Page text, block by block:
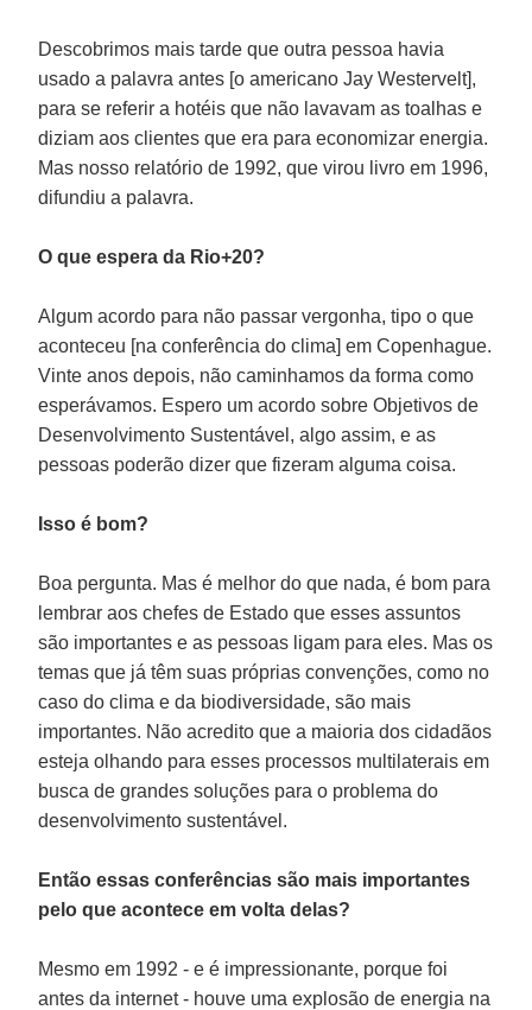
Descobrimos mais tarde que outra pessoa havia
usado a palavra antes [o americano Jay Westervelt],
para se referir a hotéis que não lavavam as toalhas e
diziam aos clientes que era para economizar energia.
Mas nosso relatório de 1992, que virou livro em 1996,
difundiu a palavra.
O que espera da Rio+20?
Algum acordo para não passar vergonha, tipo o que
aconteceu [na conferência do clima] em Copenhague.
Vinte anos depois, não caminhamos da forma como
esperávamos. Espero um acordo sobre Objetivos de
Desenvolvimento Sustentável, algo assim, e as
pessoas poderão dizer que fizeram alguma coisa.
Isso é bom?
Boa pergunta. Mas é melhor do que nada, é bom para
lembrar aos chefes de Estado que esses assuntos
são importantes e as pessoas ligam para eles. Mas os
temas que já têm suas próprias convenções, como no
caso do clima e da biodiversidade, são mais
importantes. Não acredito que a maioria dos cidadãos
esteja olhando para esses processos multilaterais em
busca de grandes soluções para o problema do
desenvolvimento sustentável.
Então essas conferências são mais importantes
pelo que acontece em volta delas?
Mesmo em 1992 - e é impressionante, porque foi
antes da internet - houve uma explosão de energia na